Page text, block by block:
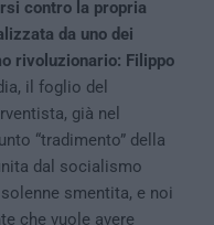
contro la propria
da uno dei
rivoluzionario: Filippo
il foglio del
già nel
“tradimento” della
dal socialismo
smentita, e noi
che vuole avere